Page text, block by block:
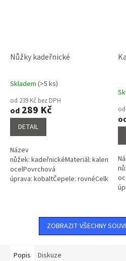
Nůžky kadeřnické
Průměrné
hodnocení
produktu
je
3,8
hvězdiček.
Skladem (>5 ks)
od 239 Kč bez DPH
od 289 Kč
DETAIL
Název
nůžek: kadeřnickéMateriál: kalená
ocelPovrchová
úprava: kobaltČepele: rovnéCelková
ZOBRAZIT VŠECHNY
Popis Diskuze